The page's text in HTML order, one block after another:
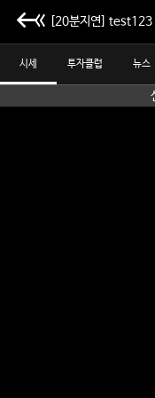
[20분지연]
시세 투자클럽 뉴스